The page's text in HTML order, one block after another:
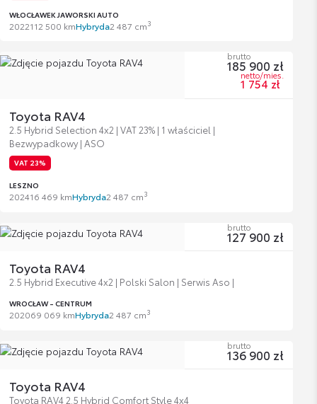
WŁOCŁAWEK JAWORSKI AUTO
2022112 500 kmHybryda2 487 cm3
Toyota RAV4
2.5 Hybrid Selection 4x2 | VAT 23% | 1 właściciel |
Bezwypadkowy | ASO
VAT 23%
LESZNO
202416 469 kmHybryda2 487 cm3
brutto
185 900 zł
netto/mies.
1 754 zł
Toyota RAV4
2.5 Hybrid Executive 4x2 | Polski Salon | Serwis Aso |
WROCŁAW - CENTRUM
202069 069 kmHybryda2 487 cm3
brutto
127 900 zł
Toyota RAV4
Toyota RAV4 2.5 Hybrid Comfort Style 4x4
brutto
136 900 zł